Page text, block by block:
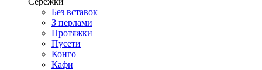
Без вставок
З перлами
Протяжки
Пусети
Конго
Кафи